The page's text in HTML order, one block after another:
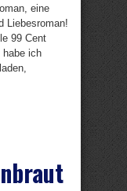
eine
Liebesroman!
99 Cent
habe ich